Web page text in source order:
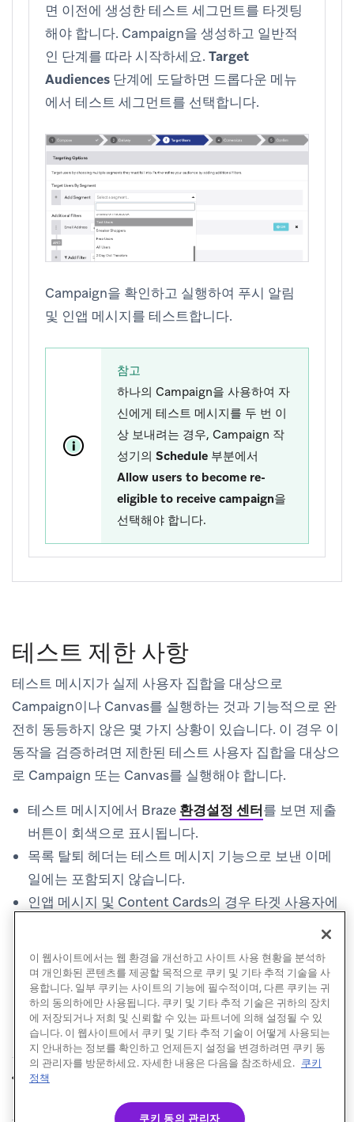
면 이전에 생성한 테스트 세그먼트를 타겟팅
해야 합니다. Campaign을 생성하고 일반적
인 단계를 따라 시작하세요. Target
Audiences 단계에 도달하면 드롭다운 메뉴
에서 테스트 세그먼트를 선택합니다.
Campaign을 확인하고 실행하여 푸시 알림
및 인앱 메시지를 테스트합니다.
참고
하나의 Campaign을 사용하여 자
신에게 테스트 메시지를 두 번 이
상 보내려는 경우, Campaign 작
성기의 Schedule 부분에서
Allow users to become re-
eligible to receive campaign을
선택해야 합니다.
테스트 제한 사항
테스트 메시지가 실제 사용자 집합을 대상으로
Campaign이나 Canvas를 실행하는 것과 기능적으로 완
전히 동등하지 않은 몇 가지 상황이 있습니다. 이 경우 이
동작을 검증하려면 제한된 테스트 사용자 집합을 대상으
로 Campaign 또는 Canvas를 실행해야 합니다.
테스트 메시지에서 Braze 환경설정 센터를 보면 제출
버튼이 회색으로 표시됩니다.
목록 탈퇴 헤더는 테스트 메시지 기능으로 보낸 이메
일에는 포함되지 않습니다.
인앱 메시지 및 Content Cards의 경우 타겟 사용자에
이전
이 웹사이트에서는 웹 환경을 개선하고 사이트 사용 현황을 분석하
며 개인화된 콘텐츠를 제공할 목적으로 쿠키 및 기타 추적 기술을 사
용합니다. 일부 쿠키는 사이트의 기능에 필수적이며, 다른 쿠키는 귀
하의 동의하에만 사용됩니다. 쿠키 및 기타 추적 기술은 귀하의 장치
에 저장되거나 저희 및 신뢰할 수 있는 파트너에 의해 설정될 수 있
습니다. 이 웹사이트에서 쿠키 및 기타 추적 기술이 어떻게 사용되는
지 안내하는 정보를 확인하고 언제든지 설정을 변경하려면 쿠키 동
의 관리자를 방문하세요. 자세한 내용은 다음을 참조하세요. 쿠키
정책
쿠키 동의 관리자